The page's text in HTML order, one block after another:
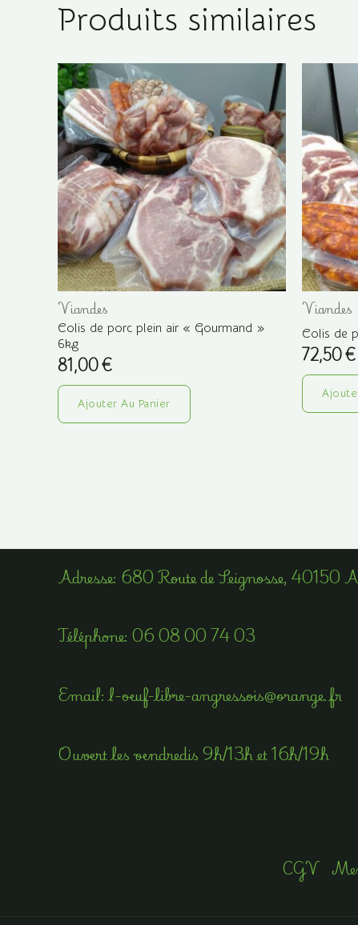
Produits similaires
Viandes
Colis de porc plein air « Gourmand »
6kg
81,00€
Ajouter Au Panier
Viandes
Colis de
72,50€
Adress​e: 680 Route de Seignosse, 40150
Téléphone​: 06 08 00 74 03
Email​: l-oeuf-libre-angressois@orange.fr
Ouvert les vendredis 9h/13h et 16h/19h
CGV